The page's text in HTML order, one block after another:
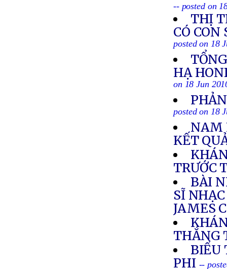
-- posted on
THỊ
CÓ
posted on 18
HẠ
on 18 Jun
posted on 18
NAM
KẾT
TRƯỚC
BÀI
SĨ
JAMES
THẮNG
BIỂU
PHI --